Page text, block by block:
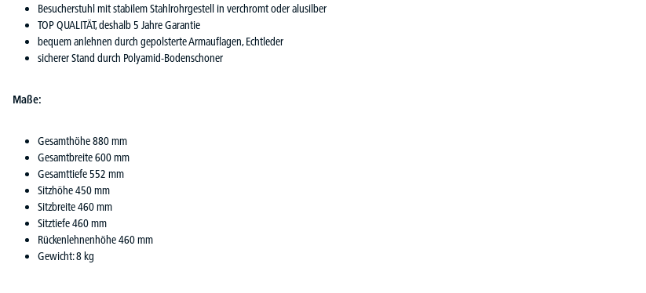
Besucherstuhl mit stabilem Stahlrohrgestell in verchromt oder alusilber
TOP QUALITÄT, deshalb 5 Jahre Garantie
bequem anlehnen durch gepolsterte Armauflagen, Echtleder
sicherer Stand durch Polyamid-Bodenschoner
Maße:
Gesamthöhe 880 mm
Gesamtbreite 600 mm
Gesamttiefe 552 mm
Sitzhöhe 450 mm
Sitzbreite 460 mm
Sitztiefe 460 mm
Rückenlehnenhöhe 460 mm
Gewicht: 8 kg